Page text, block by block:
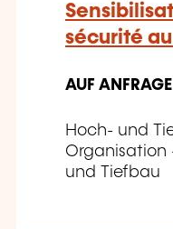
sécurité
AUF ANFRAGE
Hoch- und
Organisation
und Tiefbau